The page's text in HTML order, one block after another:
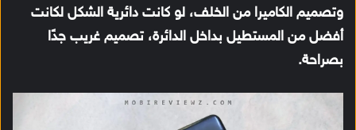
وتصميم الكاميرا من الخلف، لو كانت دائرية الشكل لكانت
أفضل من المستطيل بداخل الدائرة، تصميم غريب جدًا
بصراحة.